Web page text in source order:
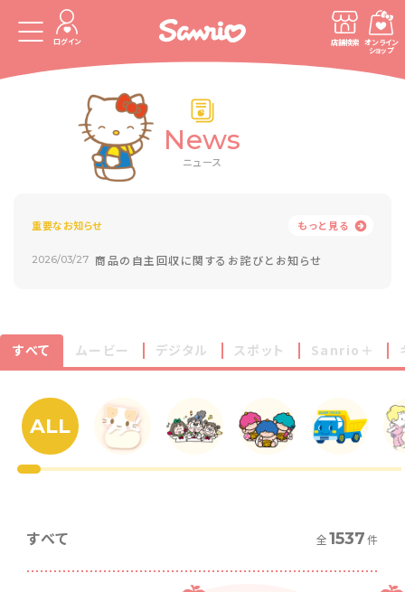
ログイン 店舗検索 オンライン
ショップ
News
ニュース
重要なお知らせ もっと見る
2026/03/27 商品の自主回収に関するお詫びとお知らせ
すべて ムービー デジタル スポット Sanrio＋
ALL
すべて 全1537件